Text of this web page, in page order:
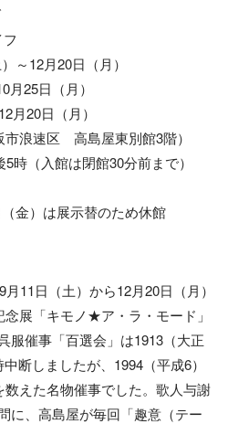
～12月20日（月）
月25日（月）
月20日（月）
浪速区 高島屋東別館3階）
時（入館は閉館30分前まで）
金）は展示替のため休館
11日（土）から12月20日（月）
展「キモノ★ア・ラ・モード」
服催事「百選会」は1913（大正
断しましたが、1994（平成6）
えた名物催事でした。歌人与謝
に、高島屋が毎回「趣意（テー